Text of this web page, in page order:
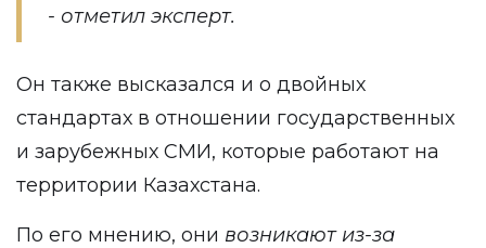
- отметил эксперт.
Он также высказался и о двойных
стандартах в отношении государственных
и зарубежных СМИ, которые работают на
территории Казахстана.
По его мнению, они возникают из-за